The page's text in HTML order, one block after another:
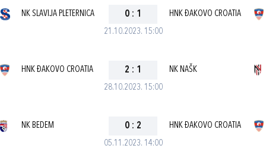
21.10.2023. 15:00
NK SLAVIJA PLETERNICA 0 : 1 HNK ĐAKOVO CROATIA
28.10.2023. 15:00
HNK ĐAKOVO CROATIA 2 : 1 NK NAŠK
05.11.2023. 14:00
NK BEDEM 0 : 2 HNK ĐAKOVO CROATIA